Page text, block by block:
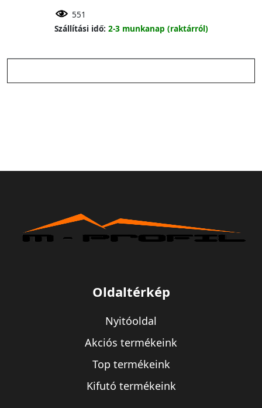
551
Szállítási idő: 2-3 munkanap (raktárról)
Oldaltérkép
Nyitóoldal
Akciós termékeink
Top termékeink
Kifutó termékeink